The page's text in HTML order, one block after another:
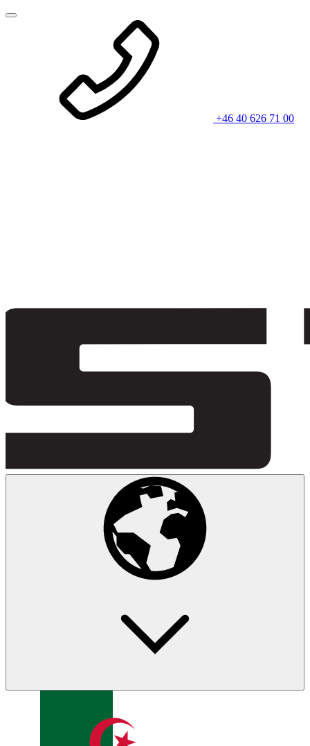
+46 40 626 71 00